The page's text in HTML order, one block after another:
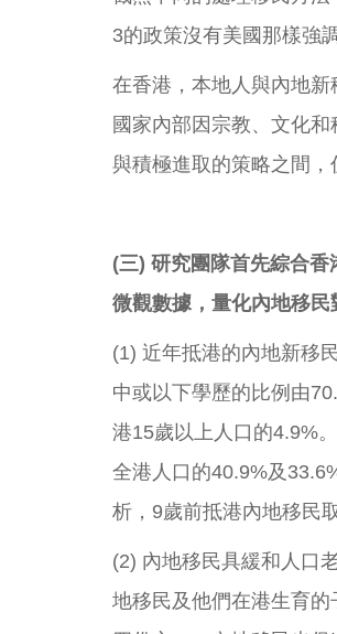
3的政策沒有美國那樣強
在香港，本地人與內地
國家內部因宗教、文化
與積極進取的策略之間，
(三) 研究團隊首先綜合
微觀數據，量化內地移
(1) 近年抵港的內地新移
中或以下學歷的比例由
港15歲以上人口的4.9%
全港人口的40.9%及
析，9歲前抵港內地移民
(2) 內地移民具緩和人口
地移民及他們在港生育